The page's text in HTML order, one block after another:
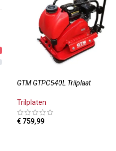
GTM GTPC540L Trilplaat
Trilplaten
€759,99